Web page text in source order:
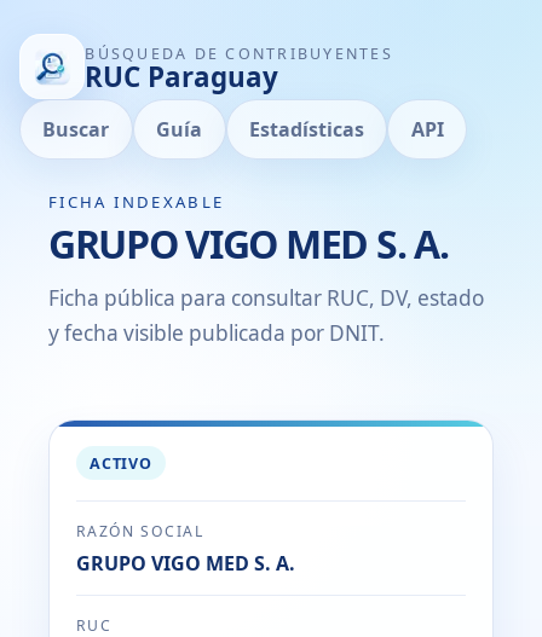
BÚSQUEDA DE CONTRIBUYENTES
RUC Paraguay
Buscar Guía Estadísticas API
FICHA INDEXABLE
GRUPO VIGO MED S. A.
Ficha pública para consultar RUC, DV, estado
y fecha visible publicada por DNIT.
ACTIVO
RAZÓN SOCIAL
GRUPO VIGO MED S. A.
RUC